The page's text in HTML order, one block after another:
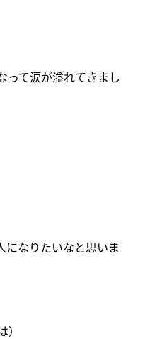
って涙が溢れてきまし
になりたいなと思いま